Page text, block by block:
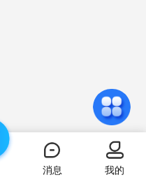
消息 我的